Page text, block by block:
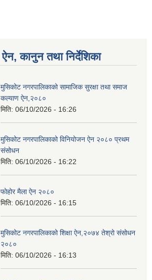
ऐन, कानुन तथा निर्देशिका
मुसिकोट नगरपालिकाको सामाजिक सुरक्षा तथा समाज
कल्याण ऐन,२०८०
मिति: 06/10/2026 - 16:26
मुसिकोट नगरपालिकाको विनियोजन ऐन २०८० प्रथम
संसोधन
मिति: 06/10/2026 - 16:22
फोहोर मैला ऐन २०८०
मिति: 06/10/2026 - 16:15
मुसिकोट नगरपालिकाको शिक्षा ऐन,२०७४ तेश्रो संसोधन
२०८०
मिति: 06/10/2026 - 16:13